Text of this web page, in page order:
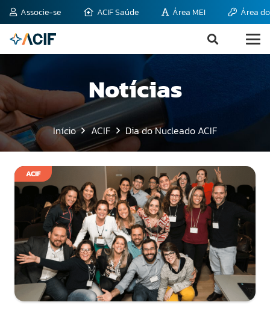
Associe-se ACIF Saúde Área MEI Área
Notícias
Início ACIF Dia do Nucleado ACIF
ACIF